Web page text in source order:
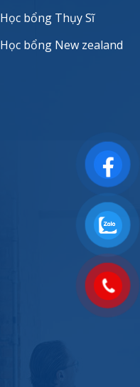
Học bổng Thụy Sĩ
Học bổng New zealand